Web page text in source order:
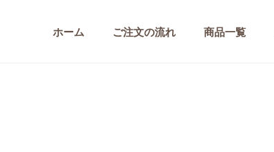
ホーム ご注文の流れ 商品一覧